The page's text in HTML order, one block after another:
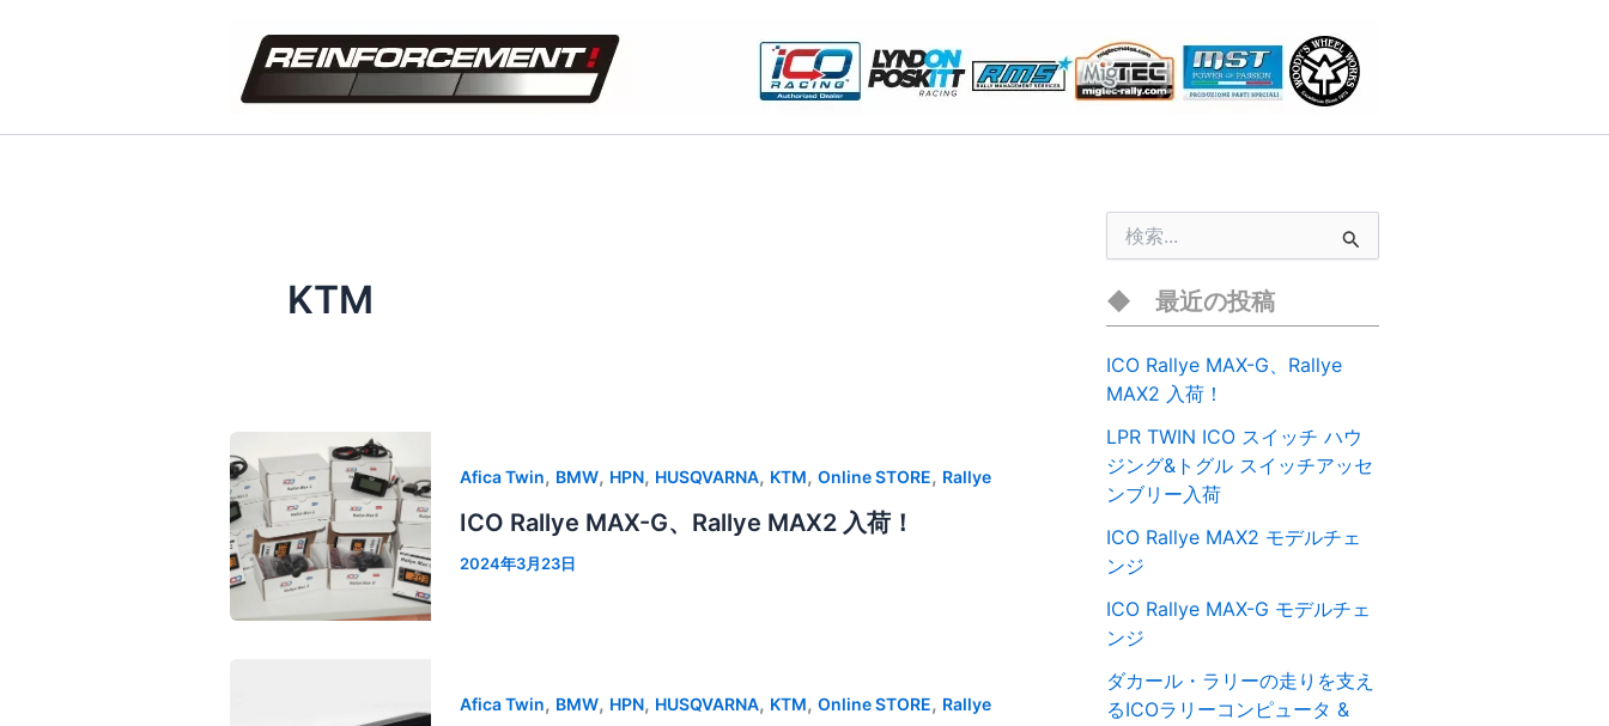
キ
KTM
Afica Twin, BMW, HPN, HUSQVARNA, KTM, Online STORE, Rallye
ICO Rallye MAX-G、Rallye MAX2 入荷！
2024年3月23日
Afica Twin, BMW, HPN, HUSQVARNA, KTM, Online STORE, Rallye
象
最近の投稿
ICO Rallye MAX-G、Rallye
MAX2 入荷！
LPR TWIN ICO スイッチ ハウ
ジング&トグル スイッチアッセ
ンブリー入荷
ICO Rallye MAX2 モデルチェ
ンジ
ICO Rallye MAX-G モデルチェ
ンジ
ダカール・ラリーの走りを支え
るICOラリーコンピュータ &